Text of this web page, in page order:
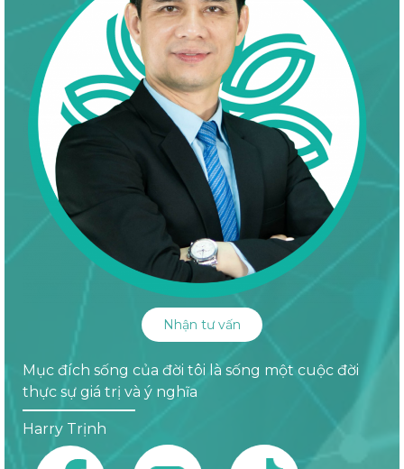
Nhận tư vấn
Mục đích sống của đời tôi là sống một cuộc đời
thực sự giá trị và ý nghĩa
Harry Trịnh